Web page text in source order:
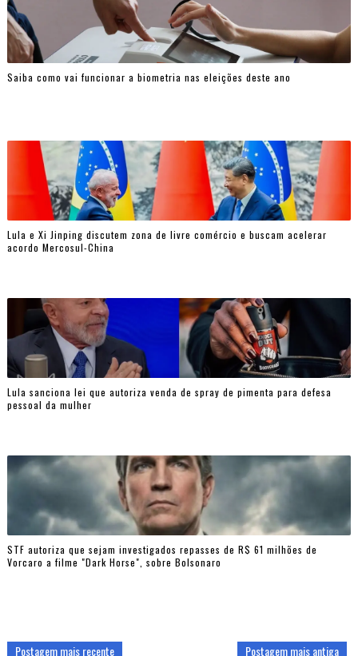
Saiba como vai funcionar a biometria nas eleições deste ano
Lula e Xi Jinping discutem zona de livre comércio e buscam acelerar
acordo Mercosul-China
Lula sanciona lei que autoriza venda de spray de pimenta para defesa
pessoal da mulher
STF autoriza que sejam investigados repasses de R$ 61 milhões de
Vorcaro a filme "Dark Horse", sobre Bolsonaro
Postagem mais recente Postagem mais antiga